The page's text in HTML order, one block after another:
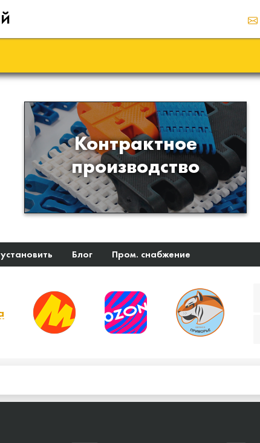
Контрактное
производство
Производство изделий из
пластиков и полимеров по
образцам либо чертежам
заказчика
Блог Пром. снабжение